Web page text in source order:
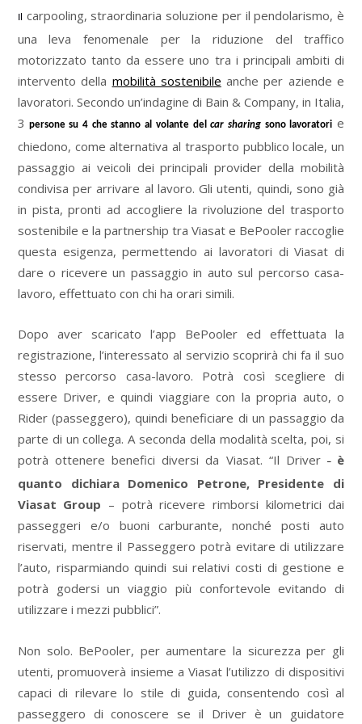
Il
carpooling, straordinaria soluzione per il pendolarismo, è
una leva fenomenale per la riduzione del traffico
motorizzato tanto da essere uno tra i principali ambiti di
intervento della mobilità sostenibile anche per aziende e
lavoratori. Secondo un’indagine di Bain & Company, in Italia,
3 persone su 4 che stanno al volante delcar sharingsono lavoratori e
chiedono, come alternativa al trasporto pubblico locale, un
passaggio ai veicoli dei principali provider della mobilità
condivisa per arrivare al lavoro. Gli utenti, quindi, sono già
in pista, pronti ad accogliere la rivoluzione del trasporto
sostenibile e la partnership tra Viasat e BePooler raccoglie
questa esigenza, permettendo ai lavoratori di Viasat di
dare o ricevere un passaggio in auto sul percorso casa-
lavoro, effettuato con chi ha orari simili.
Dopo aver scaricato l’app BePooler ed effettuata la
registrazione, l’interessato al servizio scoprirà chi fa il suo
stesso percorso casa-lavoro. Potrà così scegliere di
essere Driver, e quindi viaggiare con la propria auto, o
Rider (passeggero), quindi beneficiare di un passaggio da
parte di un collega. A seconda della modalità scelta, poi, si
potrà ottenere benefici diversi da Viasat. “Il Driver– è
quanto dichiara Domenico Petrone, Presidente di
Viasat Group – potrà ricevere rimborsi kilometrici dai
passeggeri e/o buoni carburante, nonché posti auto
riservati, mentre il Passeggero potrà evitare di utilizzare
l’auto, risparmiando quindi sui relativi costi di gestione e
potrà godersi un viaggio più confortevole evitando di
utilizzare i mezzi pubblici”.
Non solo. BePooler, per aumentare la sicurezza per gli
utenti, promuoverà insieme a Viasat l’utilizzo di dispositivi
capaci di rilevare lo stile di guida, consentendo così al
passeggero di conoscere se il Driver è un guidatore